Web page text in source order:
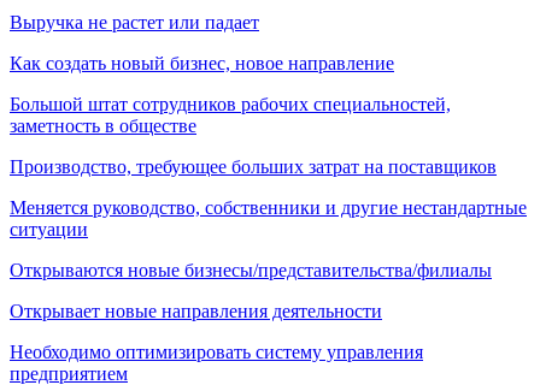
Выручка не растет или падает
Как создать новый бизнес, новое направление
Большой штат сотрудников рабочих специальностей,
заметность в обществе
Производство, требующее больших затрат на поставщиков
Меняется руководство, собственники и другие нестандартные
ситуации
Открываются новые бизнесы/представительства/филиалы
Открывает новые направления деятельности
Необходимо оптимизировать систему управления
предприятием